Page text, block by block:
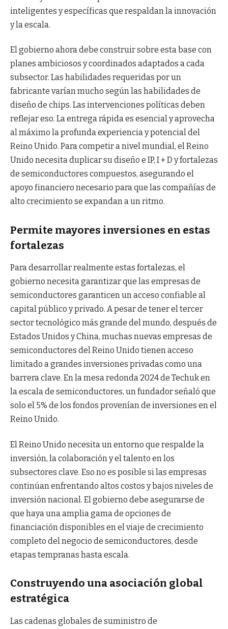
inteligentes y específicas que respaldan la innovación
y la escala.
El gobierno ahora debe construir sobre esta base con
planes ambiciosos y coordinados adaptados a cada
subsector. Las habilidades requeridas por un
fabricante varían mucho según las habilidades de
diseño de chips. Las intervenciones políticas deben
reflejar eso. La entrega rápida es esencial y aprovecha
al máximo la profunda experiencia y potencial del
Reino Unido. Para competir a nivel mundial, el Reino
Unido necesita duplicar su diseño e IP, I + D y fortalezas
de semiconductores compuestos, asegurando el
apoyo financiero necesario para que las compañías de
alto crecimiento se expandan a un ritmo.
Permite mayores inversiones en estas
fortalezas
Para desarrollar realmente estas fortalezas, el
gobierno necesita garantizar que las empresas de
semiconductores garanticen un acceso confiable al
capital público y privado. A pesar de tener el tercer
sector tecnológico más grande del mundo, después de
Estados Unidos y China, muchas nuevas empresas de
semiconductores del Reino Unido tienen acceso
limitado a grandes inversiones privadas como una
barrera clave. En la mesa redonda 2024 de Techuk en
la escala de semiconductores, un fundador señaló que
solo el 5% de los fondos provenían de inversiones en el
Reino Unido.
El Reino Unido necesita un entorno que respalde la
inversión, la colaboración y el talento en los
subsectores clave. Eso no es posible si las empresas
continúan enfrentando altos costos y bajos niveles de
inversión nacional. El gobierno debe asegurarse de
que haya una amplia gama de opciones de
financiación disponibles en el viaje de crecimiento
completo del negocio de semiconductores, desde
etapas tempranas hasta escala.
Construyendo una asociación global
estratégica
Las cadenas globales de suministro de